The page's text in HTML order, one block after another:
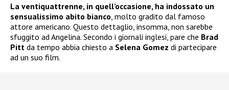
La ventiquattrenne, in quell’occasione, ha indossato un
sensualissimo abito bianco , molto gradito dal famoso
attore americano. Questo dettaglio, insomma, non sarebbe
sfuggito ad Angelina. Secondo i giornali inglesi, pare che Brad
Pitt da tempo abbia chiesto a Selena Gomez di partecipare
ad un suo film.